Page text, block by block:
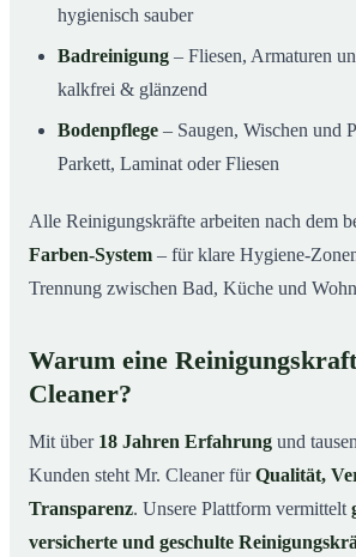
hygienisch sauber
Badreinigung – Fliesen, Armaturen
kalkfrei & glänzend
Bodenpflege – Saugen, Wischen und
Parkett, Laminat oder Fliesen
Alle Reinigungskräfte arbeiten nach dem
Farben-System – für klare Hygiene-
Trennung zwischen Bad, Küche und
Warum eine
Cleaner?
Mit über 18 Jahren Erfahrung und
Kunden steht Mr. Cleaner fürQualität,
Transparenz. Unsere Plattform vermittelt
versicherte und geschulte